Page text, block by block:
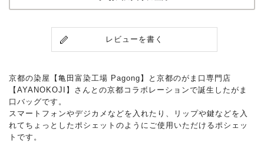
レビューを書く
京都の染屋【亀田富染工場 Pagong】と京都のがま口専門店
【AYANOKOJI】さんとの京都コラボレーションで誕生したがま
口バッグです。
スマートフォンやデジカメなどを入れたり、リップや鍵などを入
れてちょっとしたポシェットのようにご使用いただけるポシェッ
トです。